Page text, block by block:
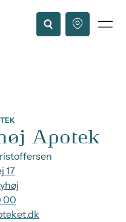
Apotek
17
00